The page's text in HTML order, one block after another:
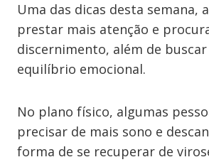
Uma das dicas desta semana,
prestar mais atenção e
discernimento, além de
equilíbrio emocional.
No plano físico, algumas
precisar de mais sono e
forma de se recuperar de